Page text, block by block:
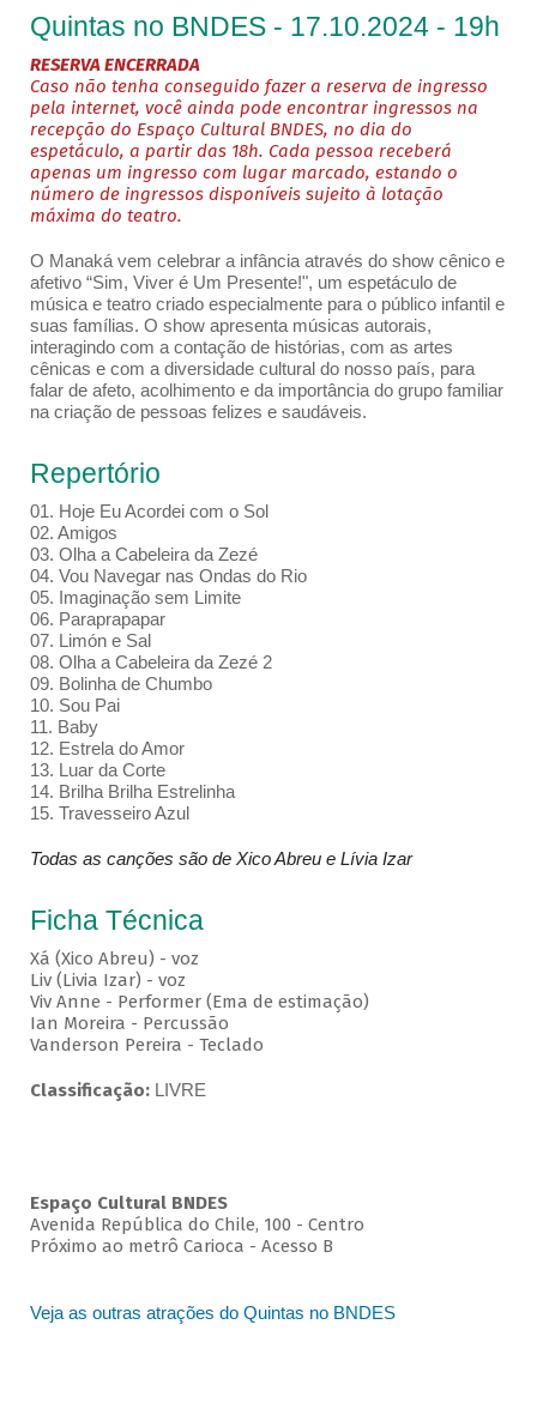
Quintas no BNDES - 17.10.2024 - 19h
RESERVA ENCERRADA
Caso não tenha conseguido fazer a reserva de ingresso
pela internet, você ainda pode encontrar ingressos na
recepção do Espaço Cultural BNDES, no dia do
espetáculo, a partir das 18h. Cada pessoa receberá
apenas um ingresso com lugar marcado, estando o
número de ingressos disponíveis sujeito à lotação
máxima do teatro.
O Manaká vem celebrar a infância através do show cênico e
afetivo “Sim, Viver é Um Presente!", um espetáculo de
música e teatro criado especialmente para o público infantil e
suas famílias. O show apresenta músicas autorais,
interagindo com a contação de histórias, com as artes
cênicas e com a diversidade cultural do nosso país, para
falar de afeto, acolhimento e da importância do grupo familiar
na criação de pessoas felizes e saudáveis.
Repertório
01. Hoje Eu Acordei com o Sol
02. Amigos
03. Olha a Cabeleira da Zezé
04. Vou Navegar nas Ondas do Rio
05. Imaginação sem Limite
06. Paraprapapar
07. Limón e Sal
08. Olha a Cabeleira da Zezé 2
09. Bolinha de Chumbo
10. Sou Pai
11. Baby
12. Estrela do Amor
13. Luar da Corte
14. Brilha Brilha Estrelinha
15. Travesseiro Azul
Todas as canções são de Xico Abreu e Lívia Izar
Ficha Técnica
Xá (Xico Abreu) - voz
Liv (Livia Izar) - voz
Viv Anne - Performer (Ema de estimação)
Ian Moreira - Percussão
Vanderson Pereira - Teclado
Classificação: LIVRE
Espaço Cultural BNDES
Avenida República do Chile, 100 - Centro
Próximo ao metrô Carioca - Acesso B
Veja as outras atrações do Quintas no BNDES